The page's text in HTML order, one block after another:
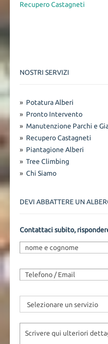
Recupero Castagneti
NOSTRI SERVIZI
» Potatura Alberi
» Pronto Intervento
» Manutenzione Parchi e
» Recupero Castagneti
» Piantagione Alberi
» Tree Climbing
» Chi Siamo
DEVI ABBATTERE UN
Contattaci subito,